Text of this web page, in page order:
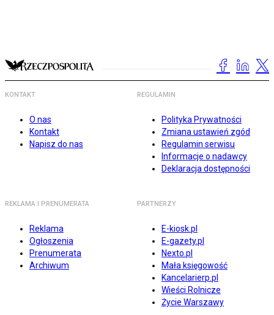
KONTAKT
O nas
Kontakt
Napisz do nas
REGULAMIN
Polityka Prywatności
Zmiana ustawień zgód
Regulamin serwisu
Informacje o nadawcy
Deklaracja dostępności
REKLAMA I PRENUMERATA
Reklama
Ogłoszenia
Prenumerata
Archiwum
PARTNERZY
E-kiosk.pl
E-gazety.pl
Nexto.pl
Mała księgowość
Kancelarierp.pl
Wieści Rolnicze
Życie Warszawy